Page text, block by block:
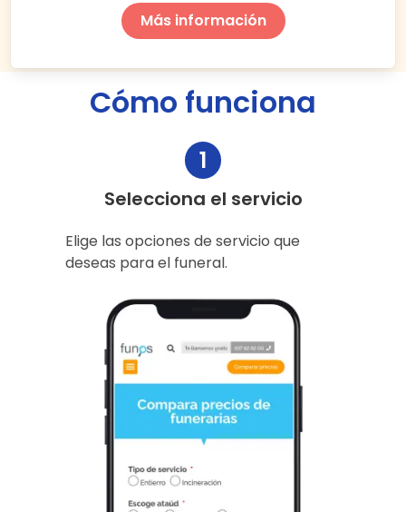
Más información
Cómo funciona
1
Selecciona el servicio
Elige las opciones de servicio que
deseas para el funeral.